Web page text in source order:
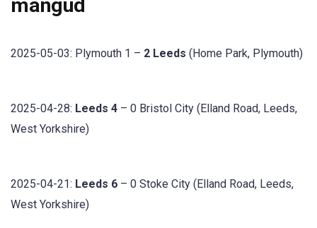
mängud
2025-05-03: Plymouth 1 – 2 Leeds (Home Park, Plymouth)
2025-04-28: Leeds 4 – 0 Bristol City (Elland Road, Leeds,
West Yorkshire)
2025-04-21: Leeds 6 – 0 Stoke City (Elland Road, Leeds,
West Yorkshire)